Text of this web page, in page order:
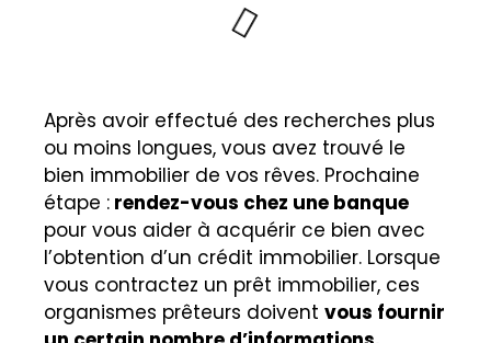
Après avoir effectué des recherches plus
ou moins longues, vous avez trouvé le
bien immobilier de vos rêves. Prochaine
étape : rendez-vous chez une banque
pour vous aider à acquérir ce bien avec
l’obtention d’un crédit immobilier. Lorsque
vous contractez un prêt immobilier, ces
organismes prêteurs doivent vous fournir